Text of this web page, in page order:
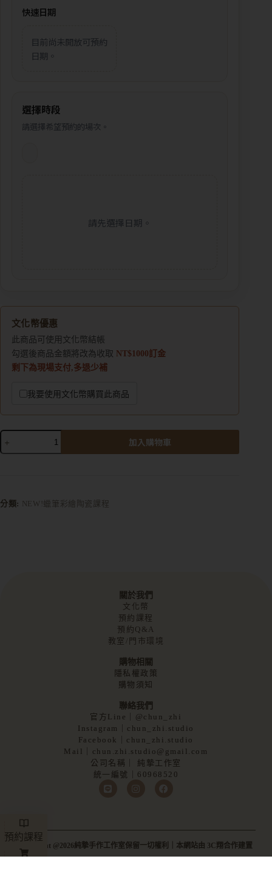
快速日期
目前尚未開放可預約
日期。
選擇時段
請選擇希望預約的場次。
請先選擇日期。
文化幣優惠
此商品可使用文化幣結帳
勾選後商品金額將改為收取 NT$1000訂金
剩下為現場支付,多退少補
我要使用文化幣購買此商品
加入購物車
r分類: NEW!蠟筆彩繪陶瓷課程
關於我們
文化幣
預約課程
預約Q&A
教室/門市環境
購物相關
隱私權政策
購物須知
聯絡我們
官方Line｜@chun_zhi
Instagram｜chun_zhi.studio
Facebook｜chun_zhi.studio
Mail｜chun.zhi.studio@gmail.com
公司名稱｜ 純摯工作室
統一編號｜60968520
Copyright @2026純摯手作工作室保留一切權利｜本網站由 3C翔合作建置
預約課程